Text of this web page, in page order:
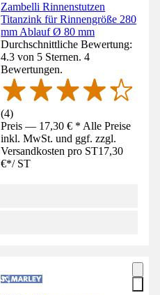
Zambelli Rinnenstutzen
Titanzink für Rinnengröße 280
mm Ablauf Ø 80 mm
Durchschnittliche Bewertung:
4.3 von 5 Sternen. 4
Bewertungen.
(4)
Preis — 17,30 € * Alle Preise
inkl. MwSt. und ggf. zzgl.
Versandkosten pro ST17,30
€*/ ST